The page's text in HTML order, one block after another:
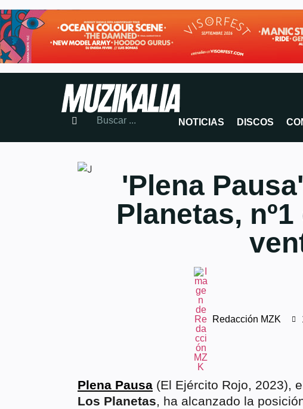
NOTICIAS DISCOS
'Plena
Planetas,
Redacción MZK
Plena Pausa (El Ejército Rojo, 2023),
Los Planetas, ha alcanzado la